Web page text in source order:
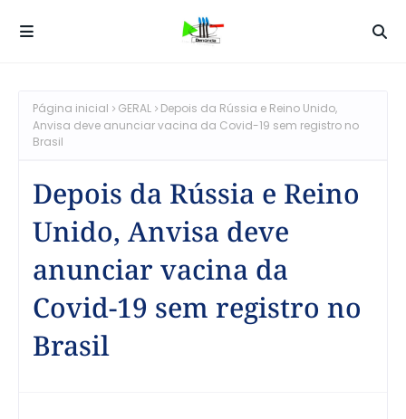
Página inicial GERAL
Depois da Rússia e Reino Unido,
Anvisa deve anunciar vacina da Covid-19 sem registro no
Brasil
Depois da Rússia e Reino
Unido, Anvisa deve
anunciar vacina da
Covid-19 sem registro no
Brasil